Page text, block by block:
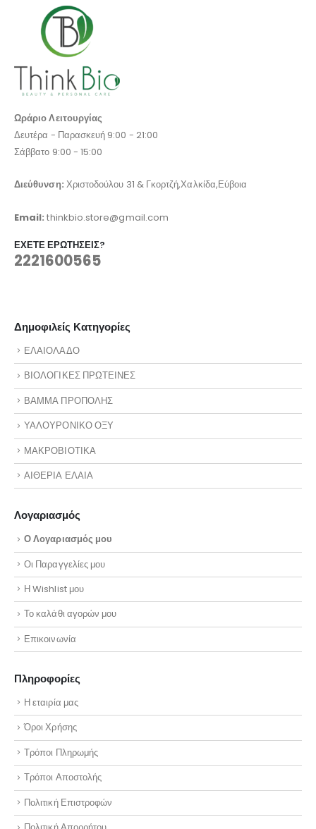
Ωράριο Λειτουργίας
Δευτέρα - Παρασκευή 9:00 - 21:00
Σάββατο 9:00 - 15:00
Διεύθυνση: Χριστοδούλου 31 & Γκορτζή,Χαλκίδα,Εύβοια
Email:thinkbio.store@gmail.com
ΈΧΕΤΕ ΕΡΩΤΉΣΕΙΣ?
2221600565
Δημοφιλείς Κατηγορίες
ΕΛΑΙΟΛΑΔΟ
ΒΙΟΛΟΓΙΚΕΣ ΠΡΩΤΕΙΝΕΣ
ΒΑΜΜΑ ΠΡΟΠΟΛΗΣ
ΥΑΛΟΥΡΟΝΙΚΟ ΟΞΥ
ΜΑΚΡΟΒΙΟΤΙΚΑ
ΑΙΘΕΡΙΑ ΕΛΑΙΑ
Λογαριασμός
Ο Λογαριασμός μου
Οι Παραγγελίες μου
Η Wishlist μου
Το καλάθι αγορών μου
Επικοινωνία
Πληροφορίες
Η εταιρία μας
Όροι Χρήσης
Τρόποι Πληρωμής
Τρόποι Αποστολής
Πολιτική Επιστροφών